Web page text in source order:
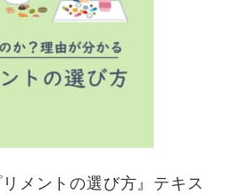
メントの選び方』テキス